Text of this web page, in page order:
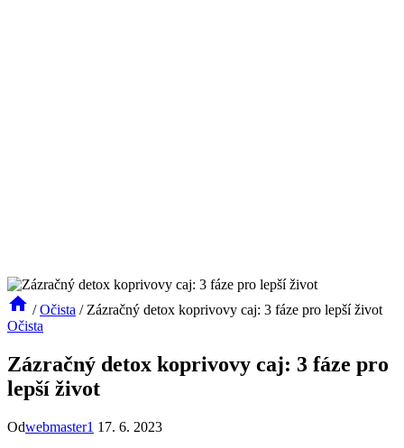
/ Očista / Zázračný detox koprivovy caj: 3 fáze pro lepší život
Očista
Zázračný detox koprivovy caj: 3 fáze pro
lepší život
Odwebmaster1 17. 6. 2023